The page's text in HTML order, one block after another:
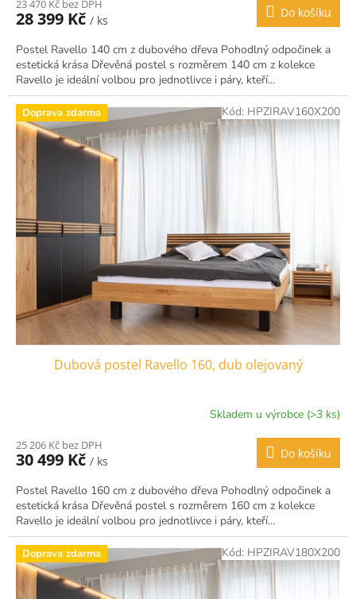
23 470 Kč bez DPH
28 399 Kč / ks
Do košíku
Postel Ravello 140 cm z dubového dřeva Pohodlný odpočinek a
estetická krása Dřevěná postel s rozměrem 140 cm z kolekce
Ravello je ideální volbou pro jednotlivce i páry, kteří...
Doprava zdarma
Dubová postel Ravello 160, dub olejovaný
Skladem u výrobce (>3 ks)
25 206 Kč bez DPH
30 499 Kč / ks
Do košíku
Postel Ravello 160 cm z dubového dřeva Pohodlný odpočinek a
estetická krása Dřevěná postel s rozměrem 160 cm z kolekce
Ravello je ideální volbou pro jednotlivce i páry, kteří...
Kód: HPZIRAV160X200
Doprava zdarma Kód: HPZIRAV180X200